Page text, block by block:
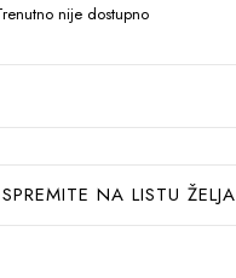
nije dostupno
SPREMITE NA LISTU ŽELJA